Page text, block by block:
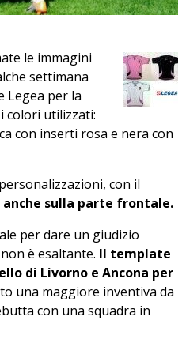
le immagini
settimana
Legea per la
colori utilizzati:
con inserti rosa e nera con
con il
sulla parte frontale.
per dare un giudizio
è esaltante. Il template
di Livorno e Ancona per
una maggiore inventiva da
con una squadra in